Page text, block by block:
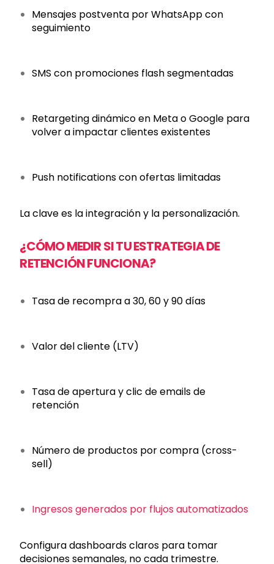
Mensajes postventa por WhatsApp con
seguimiento
SMS con promociones flash segmentadas
Retargeting dinámico en Meta o Google para
volver a impactar clientes existentes
Push notifications con ofertas limitadas
La clave es la integración y la personalización.
¿CÓMO MEDIR SI TU ESTRATEGIA DE
RETENCIÓN FUNCIONA?
Tasa de recompra a 30, 60 y 90 días
Valor del cliente (LTV)
Tasa de apertura y clic de emails de
retención
Número de productos por compra (cross-
sell)
Ingresos generados por flujos automatizados
Configura dashboards claros para tomar
decisiones semanales, no cada trimestre.